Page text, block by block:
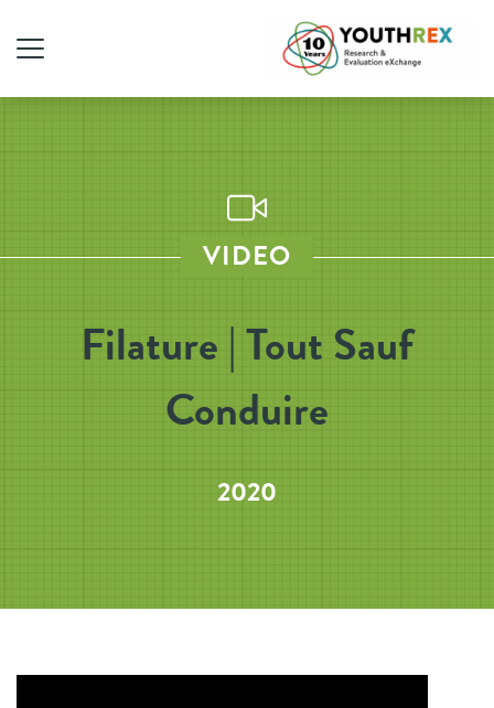
VIDEO
Filature | Tout Sauf
Conduire
2020